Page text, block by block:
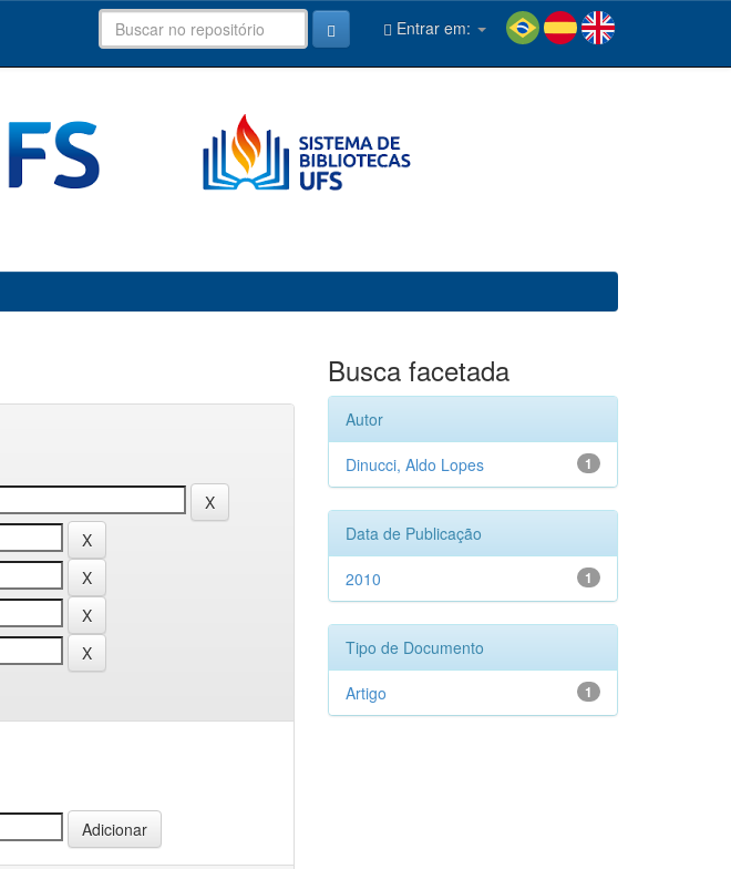
Entrar em:
Busca facetada
Autor
1
Dinucci, Aldo Lopes
Data de Publicação
1
2010
Tipo de Documento
1
Artigo